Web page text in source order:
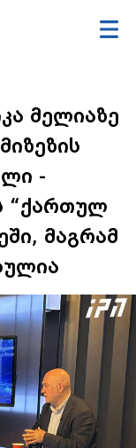
მელიაზე
-
“ქართულ
მაგრამ